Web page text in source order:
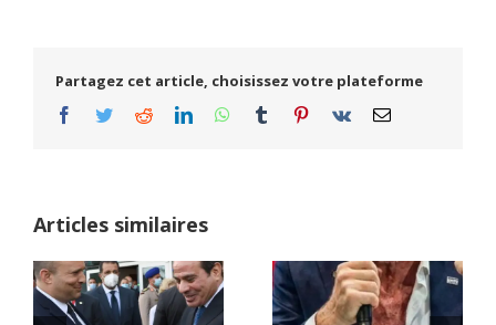
Partagez cet article, choisissez votre plateforme
Facebook
TwitterRedditLinkedInWhatsApp
Tumblr Pinterest
Vk Email
Articles similaires